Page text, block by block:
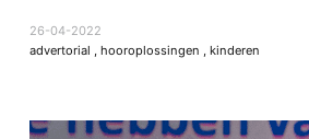
26-04-2022
advertorial
hooroplossingen kinderen